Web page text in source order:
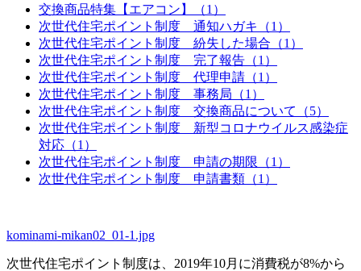
交換商品特集【エアコン】（1）
次世代住宅ポイント制度 通知ハガキ（1）
次世代住宅ポイント制度 紛失した場合（1）
次世代住宅ポイント制度 完了報告（1）
次世代住宅ポイント制度 代理申請（1）
次世代住宅ポイント制度 事務局（1）
次世代住宅ポイント制度 交換商品について（5）
次世代住宅ポイント制度 新型コロナウイルス感染症
対応（1）
次世代住宅ポイント制度 申請の期限（1）
次世代住宅ポイント制度 申請書類（1）
kominami-mikan02_01-1.jpg
次世代住宅ポイント制度は、2019年10月に消費税が8%から